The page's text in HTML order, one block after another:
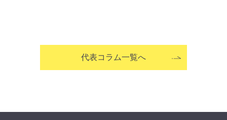
代表コラム一覧へ